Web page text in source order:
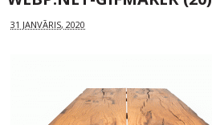
31 JANVĀRIS, 2020